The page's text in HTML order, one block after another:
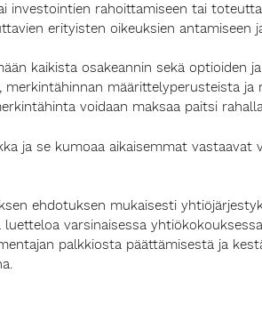
investointien rahoittamiseen tai
erityisten oikeuksien
kaikista osakeannin sekä optioiden
merkintähinnan määrittelyperusteista
voidaan maksaa paitsi
ja se kumoaa aikaisemmat vastaavat
ehdotuksen mukaisesti
varsinaisessa
palkkiosta päättämisestä ja